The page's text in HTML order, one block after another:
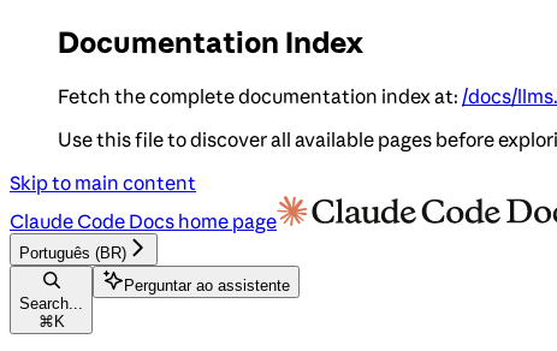
Documentation Index
Fetch the complete documentation index at: /docs/
Use this file to discover all available pages before
Skip to main content
Claude Code Docs home page
Português (BR)
Search...
⌘ K
Perguntar ao assistente